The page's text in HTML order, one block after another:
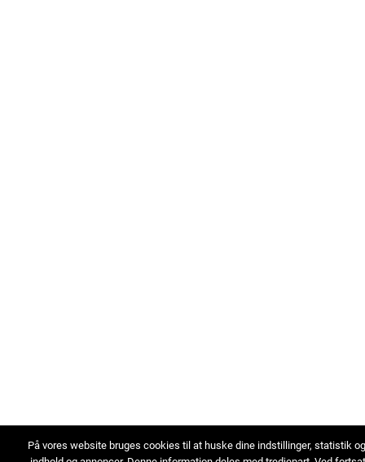
På vores website bruges cookies til at huske dine indstillinger, statistik